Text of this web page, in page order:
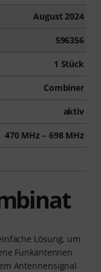
August 2024
596356
1 Stück
Combiner
aktiv
470 MHz – 698 MHz
Lösung, um
Funkantennen
Antennensignal